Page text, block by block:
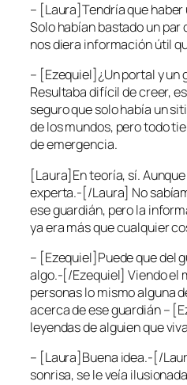
– [Laura]Tendría que
Solo habían bastado un par
nos diera información útil
– [Ezequiel]¿Un portal y
Resultaba difícil de creer,
seguro que solo había un
de los mundos, pero todo
de emergencia.
[Laura]En teoría, sí.
experta.-[/Laura] No
ese guardián, pero la
ya era más que cualquier
– [Ezequiel]Puede que del
algo.-[/Ezequiel] Viendo el
personas lo mismo alguna
acerca de ese guardián –
leyendas de alguien que
– [Laura]Buena idea.-[/
sonrisa, se le veía